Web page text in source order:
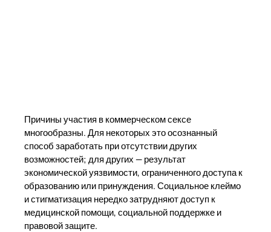
Причины участия в коммерческом сексе
многообразны. Для некоторых это осознанный
способ заработать при отсутствии других
возможностей; для других — результат
экономической уязвимости, ограниченного доступа к
образованию или принуждения. Социальное клеймо
и стигматизация нередко затрудняют доступ к
медицинской помощи, социальной поддержке и
правовой защите.